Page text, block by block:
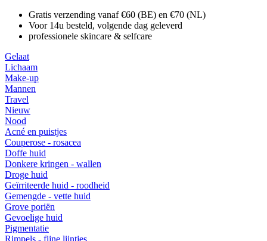
Gratis verzending vanaf €60 (BE) en €70 (NL)
Voor 14u besteld, volgende dag geleverd
professionele skincare & selfcare
Gelaat
Lichaam
Make-up
Mannen
Travel
Nieuw
Nood
Acné en puistjes
Couperose - rosacea
Doffe huid
Donkere kringen - wallen
Droge huid
Geïrriteerde huid - roodheid
Gemengde - vette huid
Grove poriën
Gevoelige huid
Pigmentatie
Rimpels - fijne lijntjes